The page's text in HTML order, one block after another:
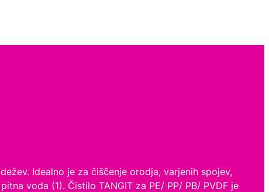
Idealno je za čiščenje orodja, varjenih spojev,
voda (1). Čistilo TANGIT za PE/ PP/ PB/ PVDF je